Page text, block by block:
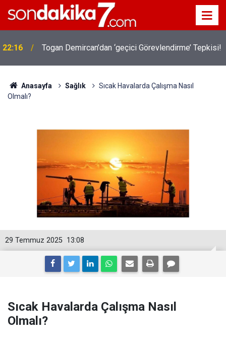
22:16 Togan Demircan’dan ‘geçici Görevlendirme’ Tepkisi!
Anasayfa Sağlık
Sıcak Havalarda Çalışma Nasıl
Olmalı?
13:08
29 Temmuz 2025
Sıcak Havalarda Çalışma Nasıl
Olmalı?